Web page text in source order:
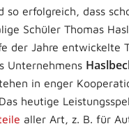
so erfolgreich, dass
Schüler Thomas
der Jahre entwickelte
Unternehmens
in enger
heutige
aller Art, z. B. für